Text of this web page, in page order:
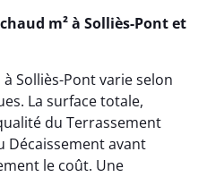
m² à Solliès-Pont et
Solliès-Pont varie selon
La surface totale,
du Terrassement
Décaissement avant
le coût. Une